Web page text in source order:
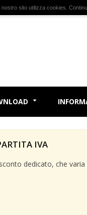
sito utilizza cookies.
IVA
dedicato, che